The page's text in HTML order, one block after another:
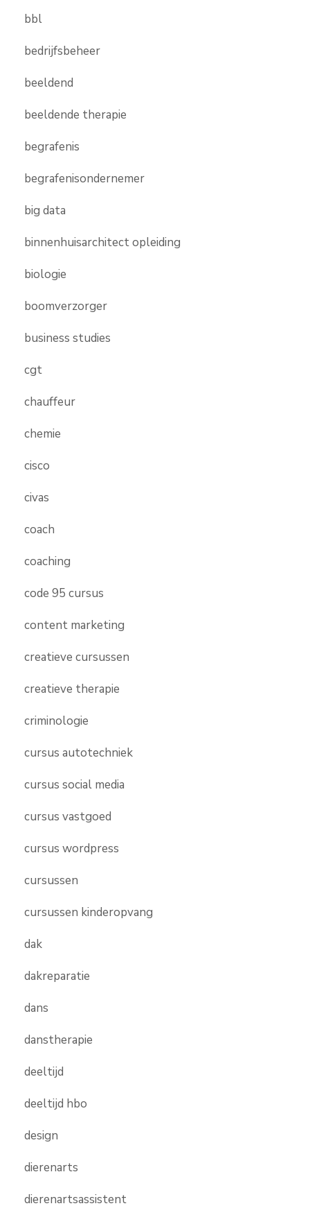
bbl
bedrijfsbeheer
beeldend
beeldende therapie
begrafenis
begrafenisondernemer
big data
binnenhuisarchitect opleiding
biologie
boomverzorger
business studies
cgt
chauffeur
chemie
cisco
civas
coach
coaching
code 95 cursus
content marketing
creatieve cursussen
creatieve therapie
criminologie
cursus autotechniek
cursus social media
cursus vastgoed
cursus wordpress
cursussen
cursussen kinderopvang
dak
dakreparatie
dans
danstherapie
deeltijd
deeltijd hbo
design
dierenarts
dierenartsassistent